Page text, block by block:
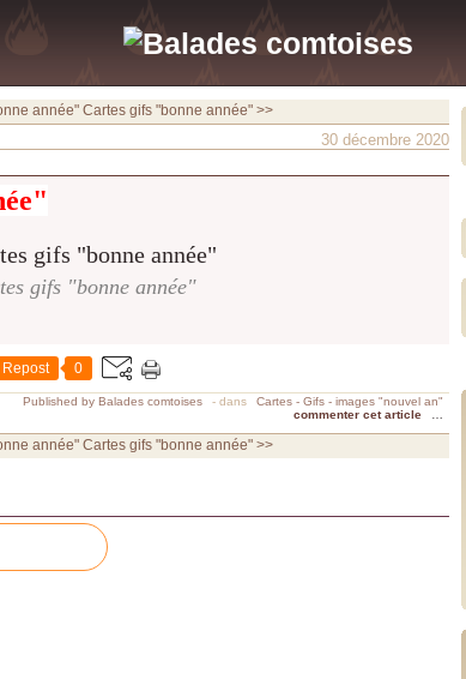
année" Cartes gifs "bonne année" >>
30 décembre 2020
gifs "bonne année"
Repost 0
Published by Balades comtoises - dans
Cartes - Gifs - images "nouvel an"
commenter cet article
année" Cartes gifs "bonne année" >>